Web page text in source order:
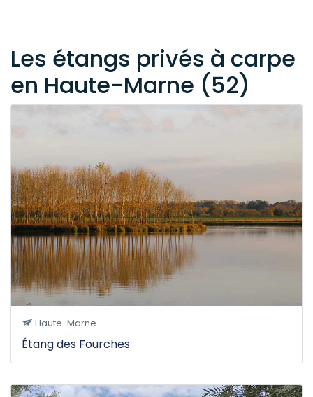
Les étangs privés à carpe
en Haute-Marne (52)
Haute-Marne
Étang des Fourches